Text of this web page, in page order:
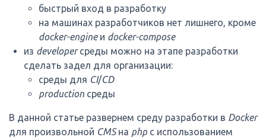
быстрый вход в разработку
на машинах разработчиков нет лишнего, кроме
docker-engineи docker-compose
из developerсреды можно на этапе разработки
сделать задел для организации:
среды для CI/CD
production среды
В данной статье развернем среду разработки в Docker
для произвольной CMSна php с использованием